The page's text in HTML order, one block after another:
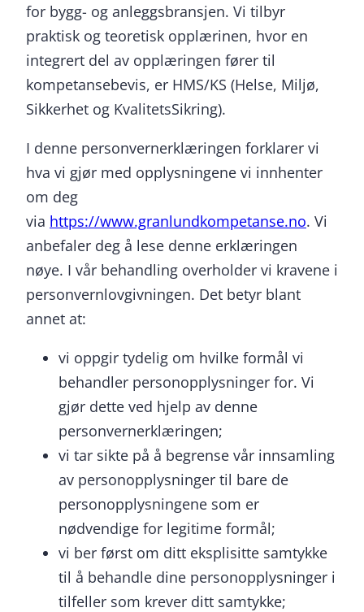
for bygg- og anleggsbransjen. Vi tilbyr
praktisk og teoretisk opplærinen, hvor en
integrert del av opplæringen fører til
kompetansebevis, er HMS/KS (Helse, Miljø,
Sikkerhet og KvalitetsSikring).
I denne personvernerklæringen forklarer vi
hva vi gjør med opplysningene vi innhenter
om deg
via https://www.granlundkompetanse.no. Vi
anbefaler deg å lese denne erklæringen
nøye. I vår behandling overholder vi kravene i
personvernlovgivningen. Det betyr blant
annet at:
vi oppgir tydelig om hvilke formål vi
behandler personopplysninger for. Vi
gjør dette ved hjelp av denne
personvernerklæringen;
vi tar sikte på å begrense vår innsamling
av personopplysninger til bare de
personopplysningene som er
nødvendige for legitime formål;
vi ber først om ditt eksplisitte samtykke
til å behandle dine personopplysninger i
tilfeller som krever ditt samtykke;